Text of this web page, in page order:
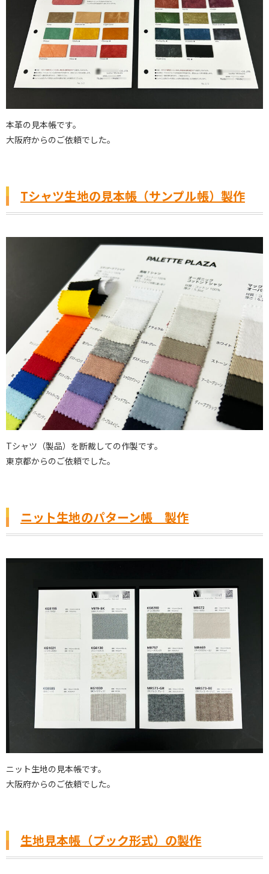
本革の見本帳です。
大阪府からのご依頼でした。
Tシャツ生地の見本帳（サンプル帳）製作
Tシャツ（製品）を断裁しての作製です。
東京都からのご依頼でした。
ニット生地のパターン帳 製作
ニット生地の見本帳です。
大阪府からのご依頼でした。
生地見本帳（ブック形式）の製作